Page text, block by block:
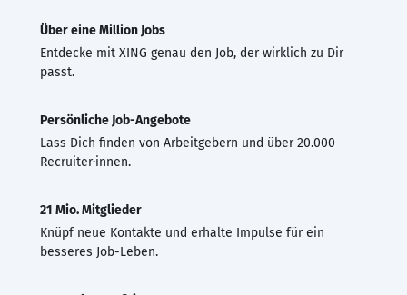
Über eine Million Jobs
Entdecke mit XING genau den Job, der wirklich zu Dir
passt.
Persönliche Job-Angebote
Lass Dich finden von Arbeitgebern und über 20.000
Recruiter·innen.
21 Mio. Mitglieder
Knüpf neue Kontakte und erhalte Impulse für ein
besseres Job-Leben.